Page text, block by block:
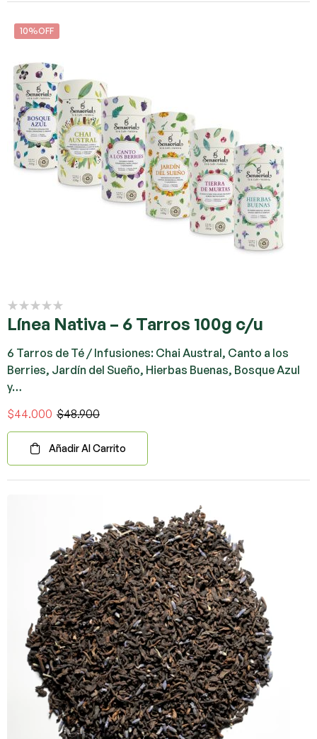
10%OFF
Línea Nativa – 6 Tarros 100g c/u
6 Tarros de Té / Infusiones: Chai Austral, Canto a los
Berries, Jardín del Sueño, Hierbas Buenas, Bosque Azul
y…
$48.900
$44.000
Añadir Al Carrito